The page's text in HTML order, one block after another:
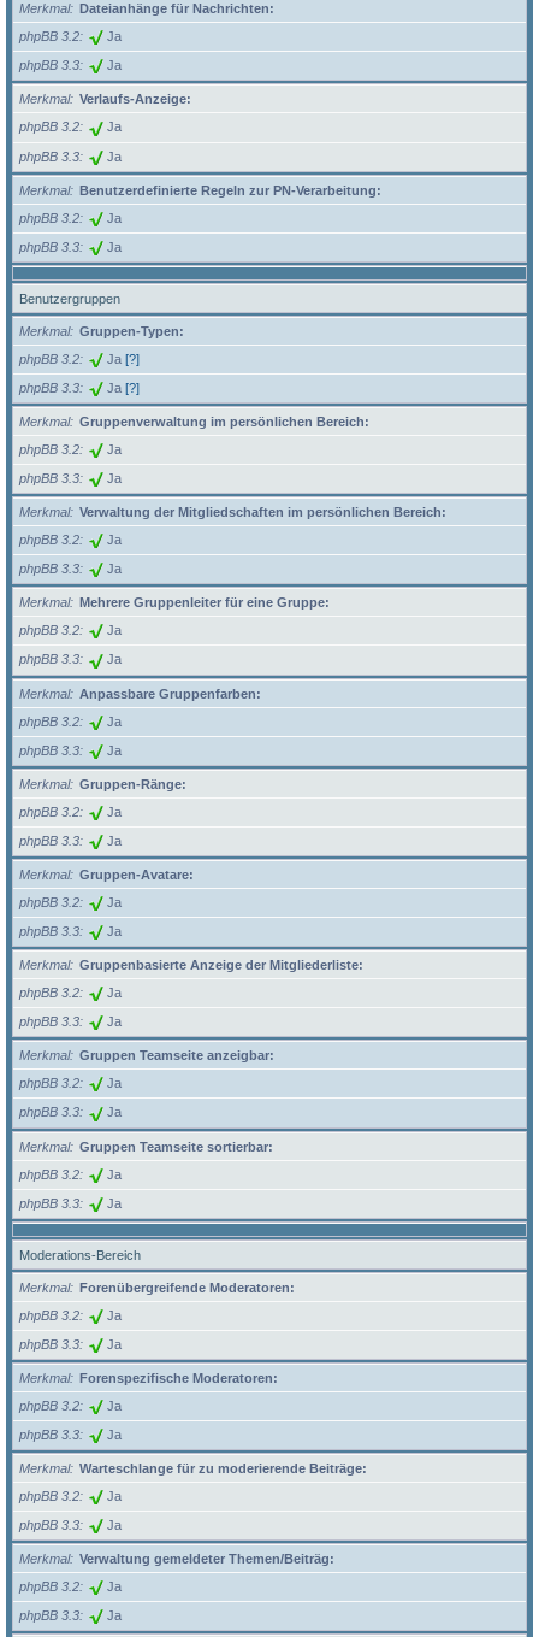
Merkmal
Dateianhänge für Nachrichten:
phpBB 3.2
Ja
phpBB 3.3 Ja
Merkmal
Verlaufs-Anzeige:
phpBB 3.2
Ja
phpBB 3.3 Ja
Merkmal
Benutzerdefinierte Regeln zur PN-Verarbeitung:
phpBB 3.2
Ja
phpBB 3.3 Ja
Benutzergruppen
Merkmal
Gruppen-Typen:
phpBB 3.2
Ja [?]
phpBB 3.3 Ja [?]
Merkmal
Gruppenverwaltung im persönlichen Bereich:
phpBB 3.2
Ja
phpBB 3.3 Ja
Merkmal
Verwaltung der Mitgliedschaften im persönlichen Bereich:
phpBB 3.2
Ja
phpBB 3.3 Ja
Merkmal
Mehrere Gruppenleiter für eine Gruppe:
phpBB 3.2
Ja
phpBB 3.3 Ja
Merkmal
Anpassbare Gruppenfarben:
phpBB 3.2
Ja
phpBB 3.3 Ja
Merkmal
Gruppen-Ränge:
phpBB 3.2
Ja
phpBB 3.3 Ja
Merkmal
Gruppen-Avatare:
phpBB 3.2
Ja
phpBB 3.3 Ja
Merkmal
Gruppenbasierte Anzeige der Mitgliederliste:
phpBB 3.2
Ja
phpBB 3.3 Ja
Merkmal
Gruppen Teamseite anzeigbar:
phpBB 3.2
Ja
phpBB 3.3 Ja
Merkmal
Gruppen Teamseite sortierbar:
phpBB 3.2
Ja
phpBB 3.3 Ja
Moderations-Bereich
Merkmal
Forenübergreifende Moderatoren:
phpBB 3.2
Ja
phpBB 3.3 Ja
Merkmal
Forenspezifische Moderatoren:
phpBB 3.2
Ja
phpBB 3.3 Ja
Merkmal
Warteschlange für zu moderierende Beiträge:
phpBB 3.2
Ja
phpBB 3.3 Ja
Merkmal
Verwaltung gemeldeter Themen/Beiträg:
phpBB 3.2
Ja
phpBB 3.3 Ja